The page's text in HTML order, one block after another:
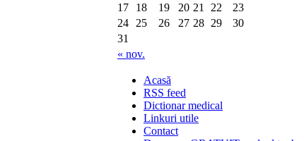
« nov.
17
18 19 20 21 22
23
24
25 26 27 28 29
30
31
Acasă
RSS feed
Dictionar medical
Linkuri utile
Contact